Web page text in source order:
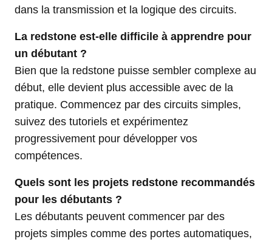
dans la transmission et la logique des circuits.
La redstone est-elle difficile à apprendre pour
un débutant ?
Bien que la redstone puisse sembler complexe au
début, elle devient plus accessible avec de la
pratique. Commencez par des circuits simples,
suivez des tutoriels et expérimentez
progressivement pour développer vos
compétences.
Quels sont les projets redstone recommandés
pour les débutants ?
Les débutants peuvent commencer par des
projets simples comme des portes automatiques,